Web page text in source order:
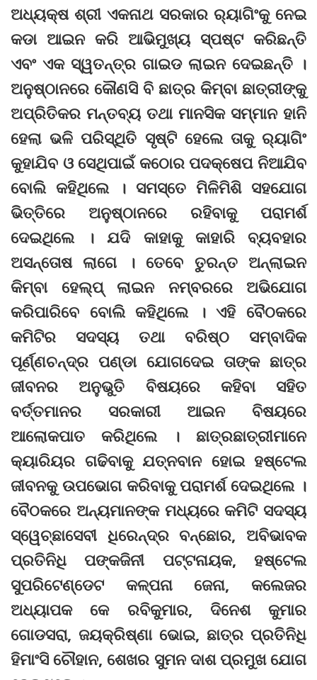
ଅଧ୍ୟକ୍ଷ ଶ୍ରୀ ଏକନାଥ ସରକାର ର‍୍ୟାଗିଂକୁ ନେଇ
କଡା ଆଇନ କରି ଆଭିମୁଖ୍ୟ ସ୍ପଷ୍ଟ କରିଛନ୍ତି
ଏବଂ ଏକ ସ୍ୱତନ୍ତ୍ର ଗାଇଡ ଲାଇନ ଦେଇଛନ୍ତି ।
ଅନୁଷ୍ଠାନରେ କୌଣସି ବି ଛାତ୍ର କିମ୍ବା ଛାତ୍ରୀଙ୍କୁ
ଅପ୍ରିତିକର ମନ୍ତବ୍ୟ ତଥା ମାନସିକ ସମ୍ମାନ ହାନି
ହେଲା ଭଳି ପରିସ୍ଥିତି ସୃଷ୍ଟି ହେଲେ ତାକୁ ର‍୍ୟାଗିଂ
କୁହାଯିବ ଓ ସେଥିପାଇଁ କଠୋର ପଦକ୍ଷେପ ନିଆଯିବ
ବୋଲି କହିଥିଲେ । ସମସ୍ତେ ମିଳିମିଶି ସହଯୋଗ
ଭିତ୍ତିରେ ଅନୁଷ୍ଠାନରେ ରହିବାକୁ ପରାମର୍ଶ
ଦେଇଥିଲେ । ଯଦି କାହାକୁ କାହାରି ବ୍ୟବହାର
ଅସନ୍ତୋଷ ଲାଗେ । ତେବେ ତୁରନ୍ତ ଅନ୍‌ଲାଇନ
କିମ୍ବା ହେଲ୍‌ପ୍‌ ଲାଇନ ନମ୍ବରରେ ଅଭିଯୋଗ
କରିପାରିବେ ବୋଲି କହିଥିଲେ । ଏହି ବୈଠକରେ
କମିଟିର ସଦସ୍ୟ ତଥା ବରିଷ୍ଠ ସମ୍ବାଦିକ
ପୂର୍ଣ୍ଣଚନ୍ଦ୍ର ପଣ୍ଡା ଯୋଗଦେଇ ତାଙ୍କ ଛାତ୍ର
ଜୀବନର ଅନୁଭୁତି ବିଷୟରେ କହିବା ସହିତ
ବର୍ତ୍ତମାନର ସରକାରୀ ଆଇନ ବିଷୟରେ
ଆଲୋକପାତ କରିଥିଲେ । ଛାତ୍ରଛାତ୍ରୀମାନେ
କ୍ୟାରିୟର ଗଢିବାକୁ ଯତ୍ନବାନ ହୋଇ ହଷ୍ଟେଲ
ଜୀବନକୁ ଉପଭୋଗ କରିବାକୁ ପରାମର୍ଶ ଦେଇଥିଲେ ।
ବୈଠକରେ ଅନ୍ୟମାନଙ୍କ ମଧ୍ୟରେ କମିଟି ସଦସ୍ୟ
ସ୍ୱେଚ୍ଛାସେବୀ ଧିରେନ୍ଦ୍ର ବନ୍‌ଛୋର, ଅବିଭାବକ
ପ୍ରତିନିଧି ପଙ୍କଜିନୀ ପଟ୍ଟନାୟକ, ହଷ୍ଟେଲ
ସୁପରିଟେଣ୍ଡେଟ କଳ୍ପନା ଜେନା, କଲେଜର
ଅଧ୍ୟାପକ କେ ରବିକୁମାର, ଦିନେଶ କୁମାର
ଗୋଡସରା, ଜୟକ୍ରିଷ୍ଣା ଭୋଇ, ଛାତ୍ର ପ୍ରତିନିଧି
ହିମାଂସି ଚୌହାନ, ଶେଖର ସୁମନ ଦାଶ ପ୍ରମୁଖ ଯୋଗ